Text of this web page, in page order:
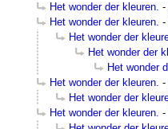
Het wonder der kleuren. -
Het wonder der kleuren. -
Het wonder der
Het wonder der
Het wonder
Het wonder der kleuren. -
Het wonder der
Het wonder der kleuren. -